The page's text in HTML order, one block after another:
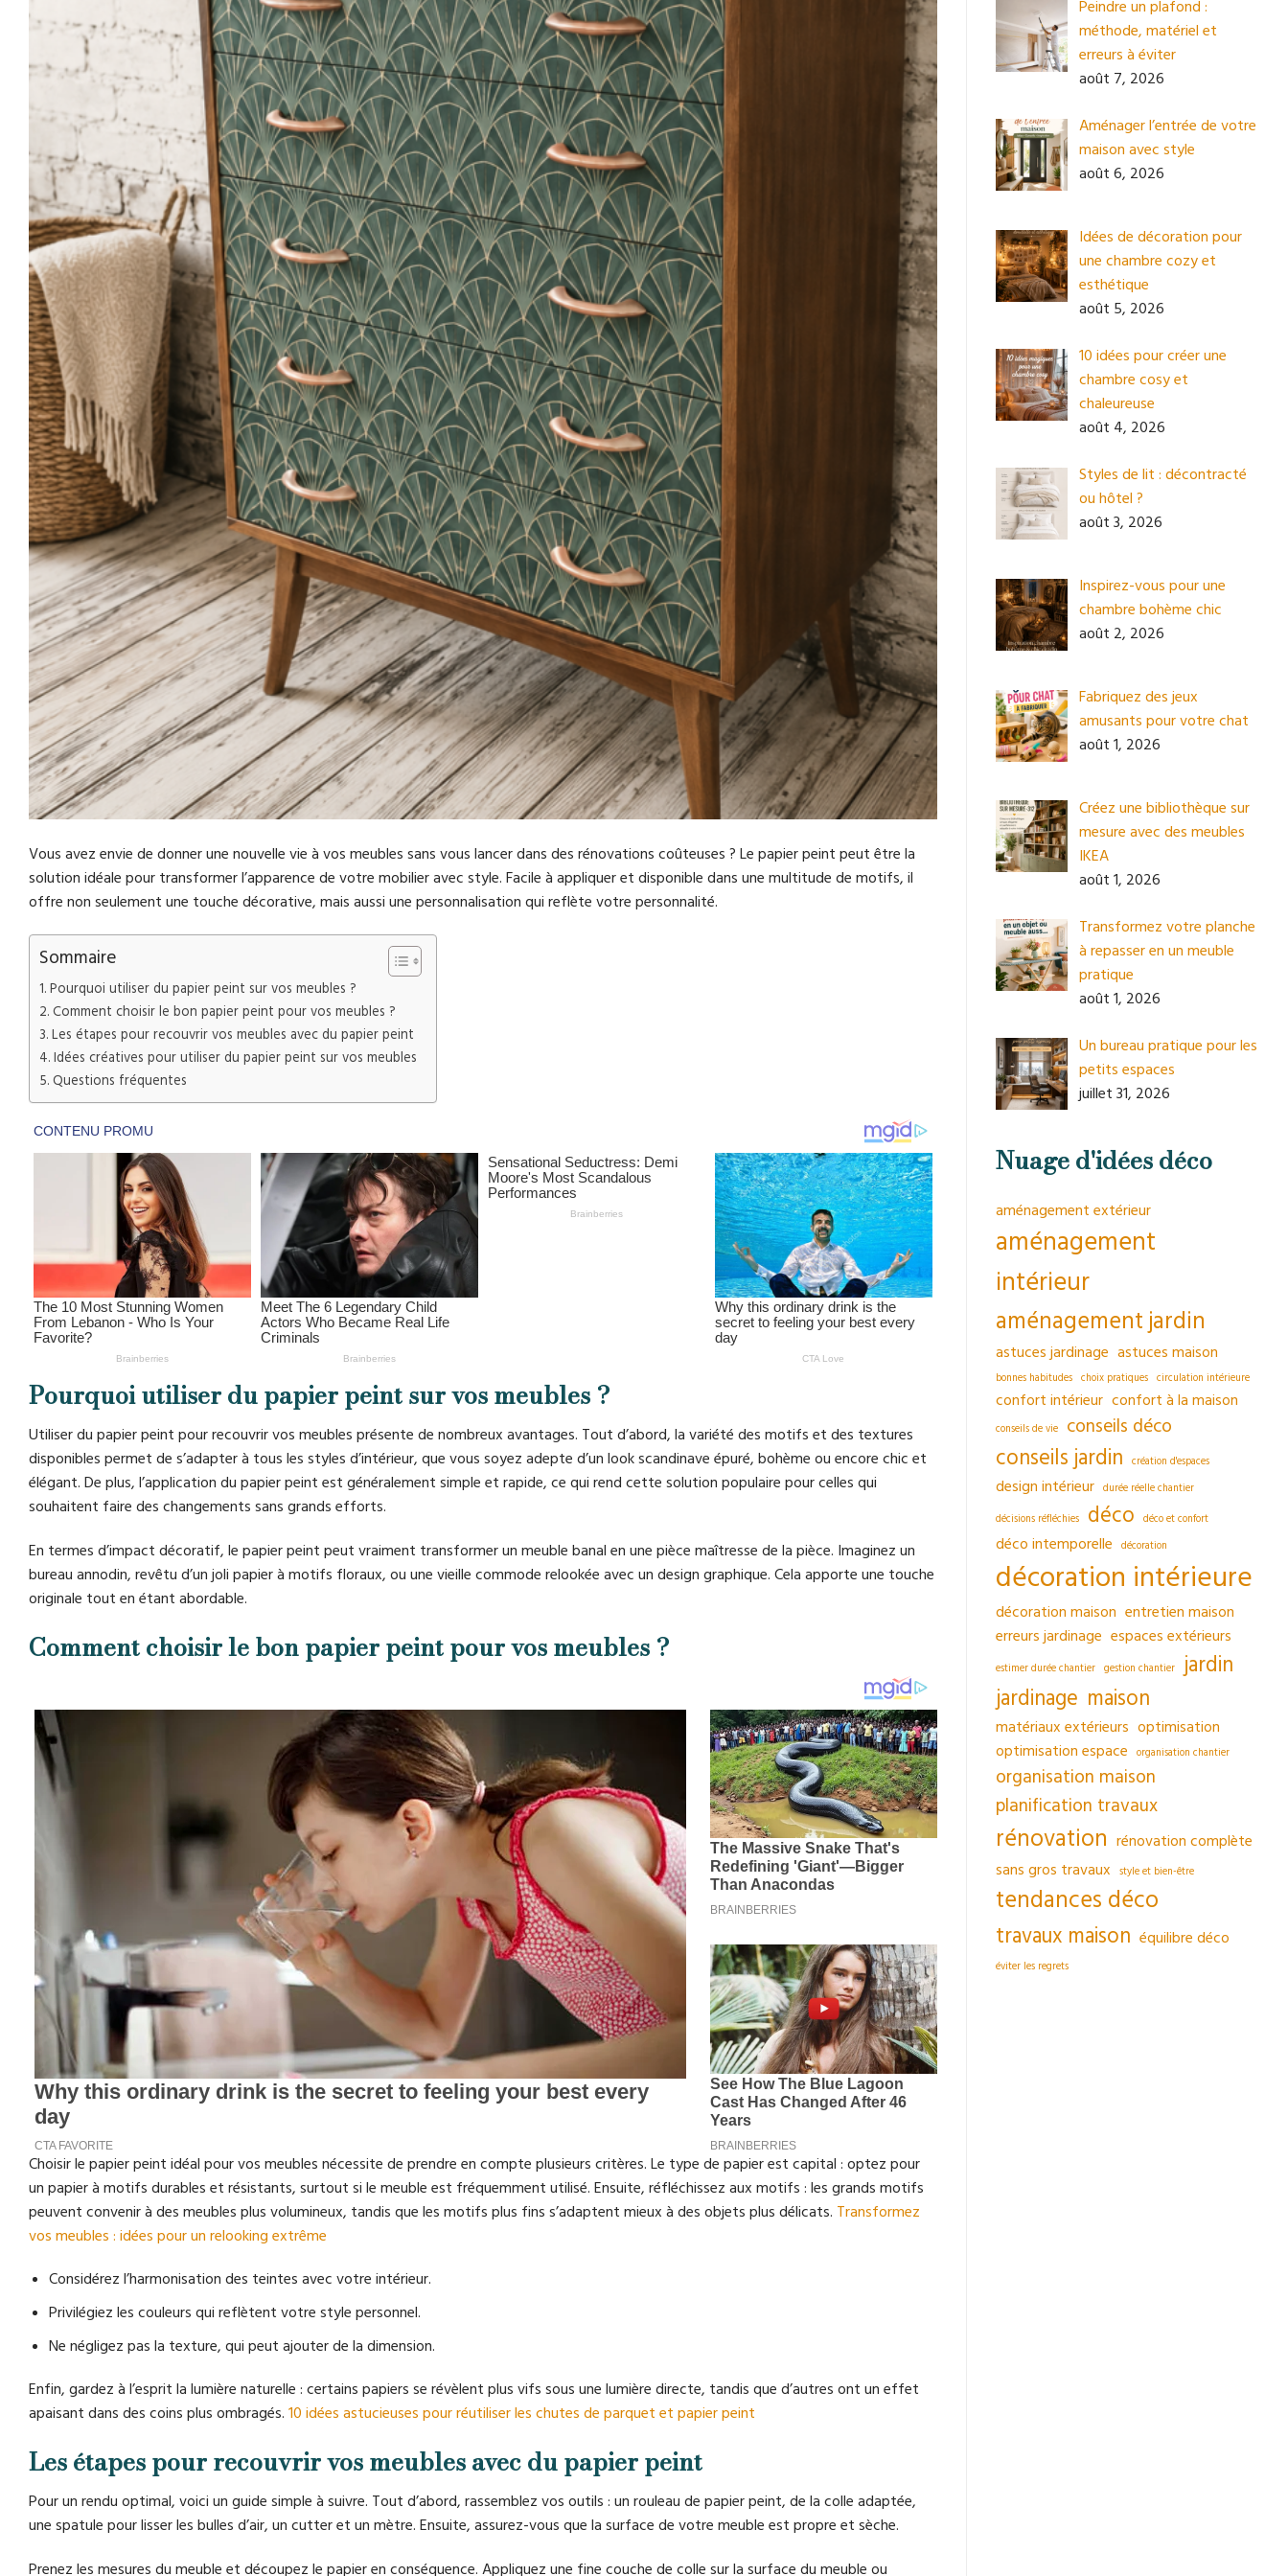
Vous avez envie de donner une nouvelle vie à vos meubles sans vous lancer dans des rénovations coûteuses ? Le papier peint peut être la
solution idéale pour transformer l’apparence de votre mobilier avec style. Facile à appliquer et disponible dans une multitude de motifs, il
offre non seulement une touche décorative, mais aussi une personnalisation qui reflète votre personnalité.
Sommaire
Pourquoi utiliser du papier peint sur vos meubles ?
Comment choisir le bon papier peint pour vos meubles ?
Les étapes pour recouvrir vos meubles avec du papier peint
Idées créatives pour utiliser du papier peint sur vos meubles
Questions fréquentes
Pourquoi utiliser du papier peint sur vos meubles ?
Utiliser du papier peint pour recouvrir vos meubles présente de nombreux avantages. Tout d’abord, la variété des motifs et des textures
disponibles permet de s’adapter à tous les styles d’intérieur, que vous soyez adepte d’un look scandinave épuré, bohème ou encore chic et
élégant. De plus, l’application du papier peint est généralement simple et rapide, ce qui rend cette solution populaire pour celles qui
souhaitent faire des changements sans grands efforts.
En termes d’impact décoratif, le papier peint peut vraiment transformer un meuble banal en une pièce maîtresse de la pièce. Imaginez un
bureau annodin, revêtu d’un joli papier à motifs floraux, ou une vieille commode relookée avec un design graphique. Cela apporte une touche
originale tout en étant abordable.
Comment choisir le bon papier peint pour vos meubles ?
Choisir le papier peint idéal pour vos meubles nécessite de prendre en compte plusieurs critères. Le type de papier est capital : optez pour
un papier à motifs durables et résistants, surtout si le meuble est fréquemment utilisé. Ensuite, réfléchissez aux motifs : les grands motifs
peuvent convenir à des meubles plus volumineux, tandis que les motifs plus fins s’adaptent mieux à des objets plus délicats. Transformez
vos meubles : idées pour un relooking extrême
Considérez l’harmonisation des teintes avec votre intérieur.
Privilégiez les couleurs qui reflètent votre style personnel.
Ne négligez pas la texture, qui peut ajouter de la dimension.
Enfin, gardez à l’esprit la lumière naturelle : certains papiers se révèlent plus vifs sous une lumière directe, tandis que d’autres ont un effet
apaisant dans des coins plus ombragés. 10 idées astucieuses pour réutiliser les chutes de parquet et papier peint
Les étapes pour recouvrir vos meubles avec du papier peint
Pour un rendu optimal, voici un guide simple à suivre. Tout d’abord, rassemblez vos outils : un rouleau de papier peint, de la colle adaptée,
une spatule pour lisser les bulles d’air, un cutter et un mètre. Ensuite, assurez-vous que la surface de votre meuble est propre et sèche.
Prenez les mesures du meuble et découpez le papier en conséquence. Appliquez une fine couche de colle sur la surface du meuble ou
Peindre un plafond :
méthode, matériel et
erreurs à éviter
août 7, 2026
Aménager l’entrée de votre
maison avec style
août 6, 2026
Idées de décoration pour
une chambre cozy et
esthétique
août 5, 2026
10 idées pour créer une
chambre cosy et
chaleureuse
août 4, 2026
Styles de lit : décontracté
ou hôtel ?
août 3, 2026
Inspirez-vous pour une
chambre bohème chic
août 2, 2026
Fabriquez des jeux
amusants pour votre chat
août 1, 2026
Créez une bibliothèque sur
mesure avec des meubles
IKEA
août 1, 2026
Transformez votre planche
à repasser en un meuble
pratique
août 1, 2026
Un bureau pratique pour les
petits espaces
juillet 31, 2026
Nuage d'idées déco
aménagement extérieur
aménagement
intérieur
aménagement jardin
astuces jardinage astuces maison
bonnes habitudes choix pratiques circulation intérieure
confort intérieur confort à la maison
conseils de vie conseils déco
conseils jardin création d'espaces
design intérieur durée réelle chantier
décisions réfléchies déco déco et confort
déco intemporelle décoration
décoration intérieure
décoration maison entretien maison
erreurs jardinage espaces extérieurs
estimer durée chantier gestion chantier
jardin
jardinage maison
matériaux extérieurs optimisation
optimisation espace
organisation chantier
organisation maison
planification travaux
rénovation rénovation complète
sans gros travaux
style et bien-être
tendances déco
travaux maison équilibre déco
éviter les regrets